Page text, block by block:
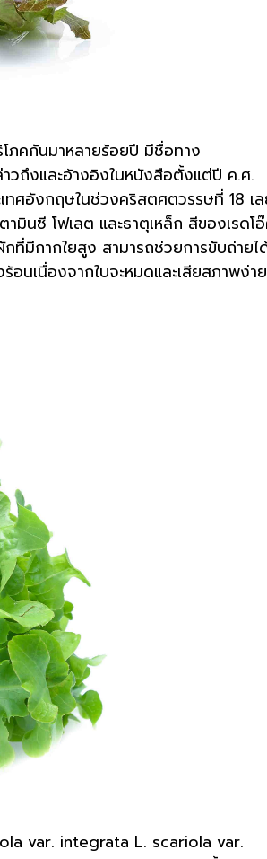
ภคกันมาหลายร้อยปี มีชื่อทาง
วถึงและอ้างอิงในหนังสือตั้งแต่ปี ค.ศ.
ทศอังกฤษในช่วงคริสตศตวรรษที่ 18 เ
มินซี โฟเลต และธาตุเหล็ก สีของเรดโ
ที่มีกากใยสูง สามารถช่วยการขับถ่ายไ
อนเนื่องจากใบจะหมดและเสียสภาพง่าย
var. integrata L. scariola var.